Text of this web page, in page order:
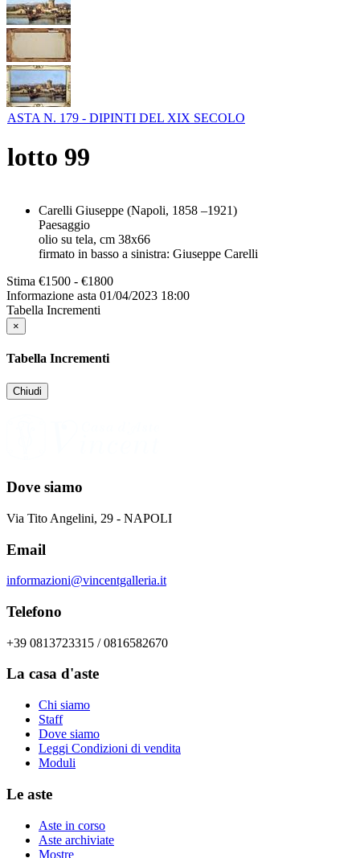
ASTA N. 179 - DIPINTI DEL XIX SECOLO
lotto 99
Carelli Giuseppe (Napoli, 1858 –1921)
Paesaggio
olio su tela, cm 38x66
firmato in basso a sinistra: Giuseppe Carelli
Stima €1500 - €1800
Informazione asta 01/04/2023 18:00
Tabella Incrementi
×
Tabella Incrementi
Chiudi
Dove siamo
Via Tito Angelini, 29 - NAPOLI
Email
informazioni@vincentgalleria.it
Telefono
+39 0813723315 / 0816582670
La casa d'aste
Chi siamo
Staff
Dove siamo
Leggi Condizioni di vendita
Moduli
Le aste
Aste in corso
Aste archiviate
Mostre